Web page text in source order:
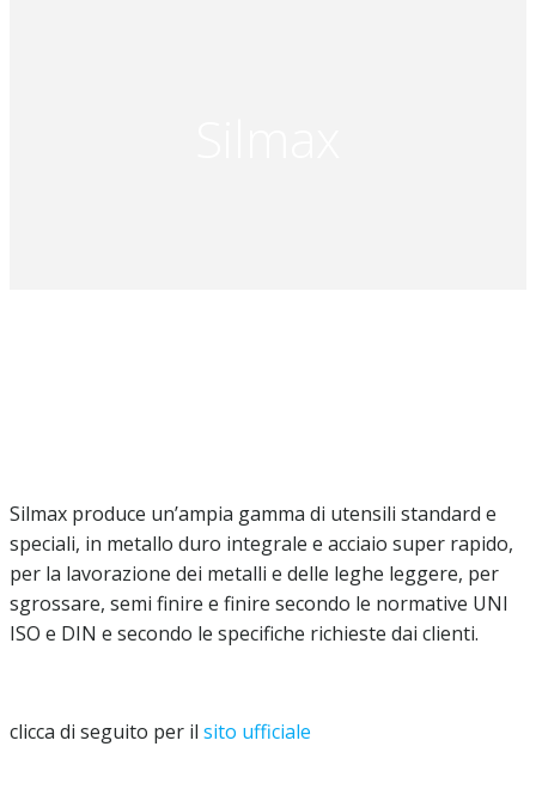
Silmax produce un’ampia gamma di utensili standard e
speciali, in metallo duro integrale e acciaio super rapido,
per la lavorazione dei metalli e delle leghe leggere, per
sgrossare, semi finire e finire secondo le normative UNI
ISO e DIN e secondo le specifiche richieste dai clienti.
clicca di seguito per il sito ufficiale